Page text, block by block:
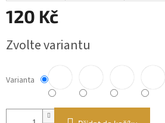
120 Kč
cena:
Zvolte variantu
Varianta